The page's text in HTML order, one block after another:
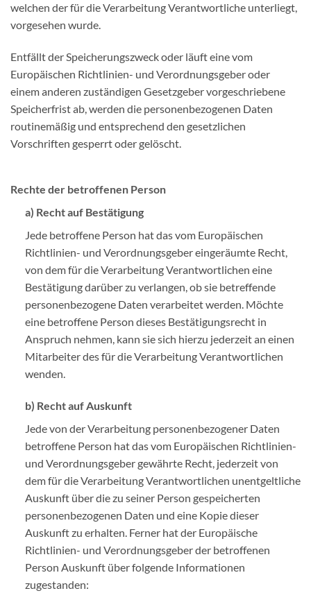
welchen der für die Verarbeitung Verantwortliche unterliegt,
vorgesehen wurde.
Entfällt der Speicherungszweck oder läuft eine vom
Europäischen Richtlinien- und Verordnungsgeber oder
einem anderen zuständigen Gesetzgeber vorgeschriebene
Speicherfrist ab, werden die personenbezogenen Daten
routinemäßig und entsprechend den gesetzlichen
Vorschriften gesperrt oder gelöscht.
Rechte der betroffenen Person
a) Recht auf Bestätigung
Jede betroffene Person hat das vom Europäischen
Richtlinien- und Verordnungsgeber eingeräumte Recht,
von dem für die Verarbeitung Verantwortlichen eine
Bestätigung darüber zu verlangen, ob sie betreffende
personenbezogene Daten verarbeitet werden. Möchte
eine betroffene Person dieses Bestätigungsrecht in
Anspruch nehmen, kann sie sich hierzu jederzeit an einen
Mitarbeiter des für die Verarbeitung Verantwortlichen
wenden.
b) Recht auf Auskunft
Jede von der Verarbeitung personenbezogener Daten
betroffene Person hat das vom Europäischen Richtlinien-
und Verordnungsgeber gewährte Recht, jederzeit von
dem für die Verarbeitung Verantwortlichen unentgeltliche
Auskunft über die zu seiner Person gespeicherten
personenbezogenen Daten und eine Kopie dieser
Auskunft zu erhalten. Ferner hat der Europäische
Richtlinien- und Verordnungsgeber der betroffenen
Person Auskunft über folgende Informationen
zugestanden: